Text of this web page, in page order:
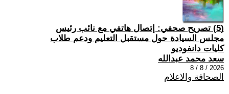
(5) تصريح صحفي: إتصال هاتفي مع نائب رئيس
مجلس السيادة حول مستقبل التعليم ودعم طلاب
كليات دانفوديو
سعد محمد عبدالله
2026 / 8 / 8
الصحافة والاعلام